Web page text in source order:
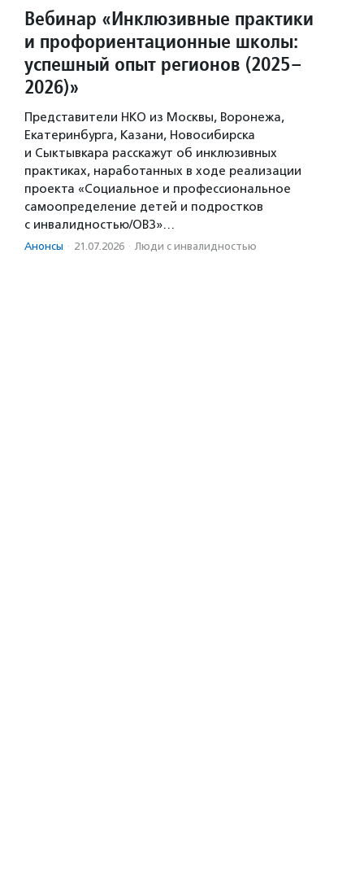
Вебинар «Инклюзивные практики
и профориентационные школы:
успешный опыт регионов (2025–
2026)»
Представители НКО из Москвы, Воронежа,
Екатеринбурга, Казани, Новосибирска
и Сыктывкара расскажут об инклюзивных
практиках, наработанных в ходе реализации
проекта «Социальное и профессиональное
самоопределение детей и подростков
с инвалидностью/ОВЗ»…
Анонсы · 21.07.2026 · Люди с инвалидностью